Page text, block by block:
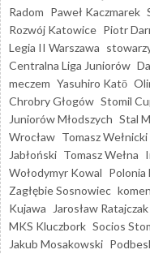
Radom Paweł Kaczmarek
Rozwój Katowice Piotr
Legia II Warszawa
Centralna Liga Juniorów
meczem Yasuhiro Katō
Chrobry Głogów Stomil
Juniorów Młodszych Stal
Wrocław Tomasz Wełnicki
Jabłoński Tomasz Wełna
Wołodymyr Kowal Polonia
Zagłębie Sosnowiec
Kujawa
Jarosław Ratajczak
MKS Kluczbork Socios
Jakub Mosakowski